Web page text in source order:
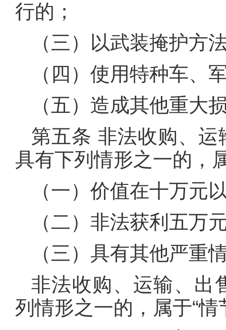
行的；
（三）以武装掩护方
（四）使用特种车、
（五）造成其他重大
第五条 非法收购、
具有下列情形之一的，
（一）价值在十万元
（二）非法获利五万
（三）具有其他严重
非法收购、运输、出
列情形之一的，属于“情